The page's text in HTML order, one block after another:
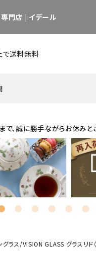
専門店 | イデール
送料無料
理用品 インテリア
カップ／
リー ピッチ
に勝手ながらお休みとさ
ラス/VISION GLASS グラスリド